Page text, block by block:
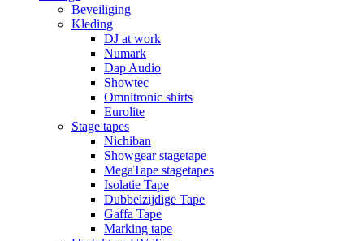
Beveiliging
Kleding
DJ at work
Numark
Dap Audio
Showtec
Omnitronic shirts
Eurolite
Stage tapes
Nichiban
Showgear stagetape
MegaTape stagetapes
Isolatie Tape
Dubbelzijdige Tape
Gaffa Tape
Marking tape